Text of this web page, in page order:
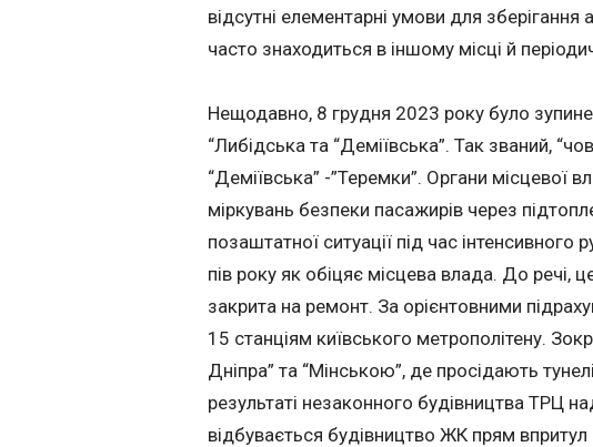
відсутні елементарні умови для
часто знаходиться в іншому місці й
Нещодавно, 8 грудня 2023 року було
“Либідська та “Деміївська”. Так званий,
“Деміївська” -”Теремки”. Органи
міркувань безпеки пасажирів через
позаштатної ситуації під час інтенсивного
пів року як обіцяє місцева влада. До речі,
закрита на ремонт. За орієнтовними
15 станціям київського метрополітену.
Дніпра” та “Мінською”, де просідають
результаті незаконного будівництва ТРЦ
відбувається будівництво ЖК прям